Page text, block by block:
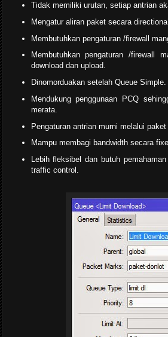
Tidak memiliki urutan, setiap antrian
Mengatur aliran paket secara
Membutuhkan pengaturan /firewall
Membutuhkan pengaturan /firewall
download dan upload.
Dinomorduakan setelah Queue Simple.
Mendukung penggunaan PCQ
merata.
Pengaturan antrian murni melalui
Mampu membagi bandwidth secara
Lebih fleksibel dan butuh
traffic control.